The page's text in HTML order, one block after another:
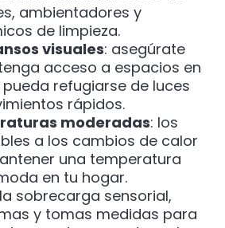
ambientadores y
de limpieza.
visuales: asegúrate
acceso a espacios en
refugiarse de luces
rápidos.
moderadas: los
a los cambios de calor
una temperatura
en tu hogar.
sobrecarga sensorial,
y tomas medidas para